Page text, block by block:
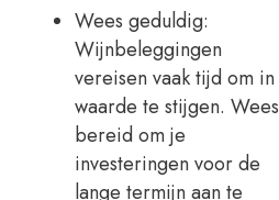
Wees geduldig:
Wijnbeleggingen
vereisen vaak tijd om in
waarde te stijgen. Wees
bereid om je
investeringen voor de
lange termijn aan te